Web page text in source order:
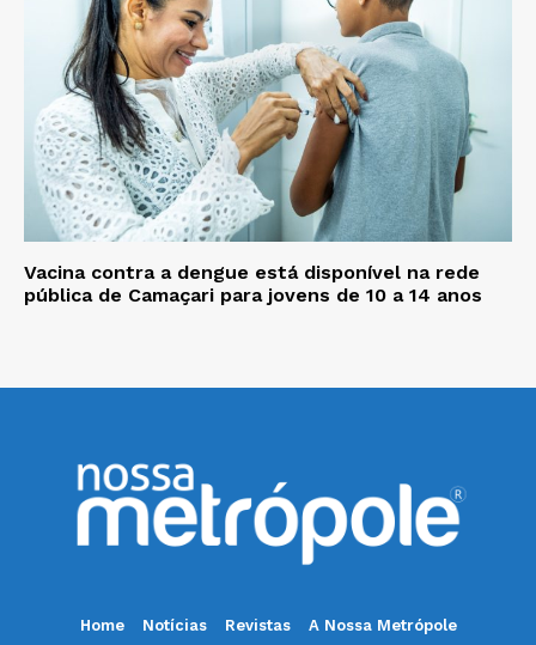
Vacina contra a dengue está disponível na rede
pública de Camaçari para jovens de 10 a 14 anos
Home Notícias Revistas A Nossa Metrópole